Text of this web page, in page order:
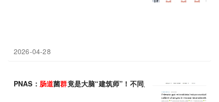
2026-04-28
PNAS： 肠道菌群竟是大脑“建筑师”！不同灵长类的肠道微生物